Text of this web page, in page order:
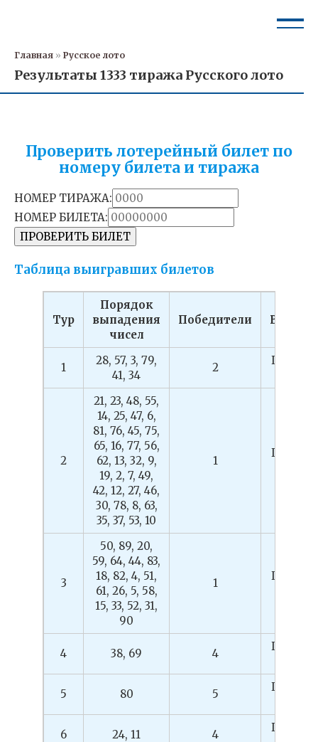
Главная » Русское лото
Результаты 1333 тиража Русского лото
Проверить лотерейный билет по
номеру билета и тиража
НОМЕР ТИРАЖА:
НОМЕР БИЛЕТА:
ПРОВЕРИТЬ БИЛЕТ
Таблица выигравших билетов
Тур
Порядок
выпадения
чисел
Победители
1
28, 57, 3, 79,
41, 34
2
2
21, 23, 48, 55,
14, 25, 47, 6,
81, 76, 45, 75,
65, 16, 77, 56,
62, 13, 32, 9,
19, 2, 7, 49,
42, 12, 27, 46,
30, 78, 8, 63,
35, 37, 53, 10
1
3
50, 89, 20,
59, 64, 44, 83,
18, 82, 4, 51,
61, 26, 5, 58,
15, 33, 52, 31,
90
1
4 38, 69 4
5 80 5
6 24, 11 4